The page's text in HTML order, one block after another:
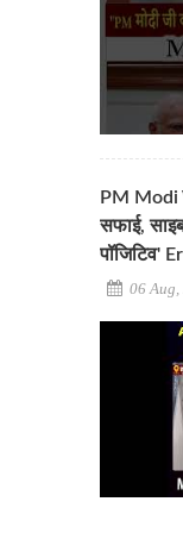
PM Modi
सफाई,
पॉजिटिव'
06